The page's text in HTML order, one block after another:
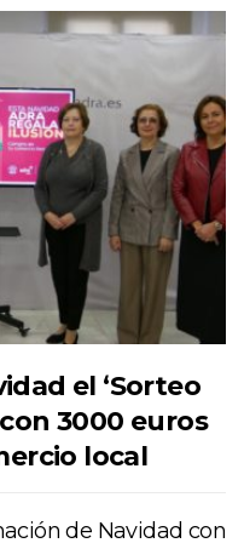
el ‘Sorteo
3000 euros
local
de Navidad con